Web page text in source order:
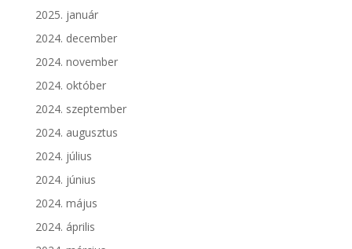
2025. január
2024. december
2024. november
2024. október
2024. szeptember
2024. augusztus
2024. július
2024. június
2024. május
2024. április